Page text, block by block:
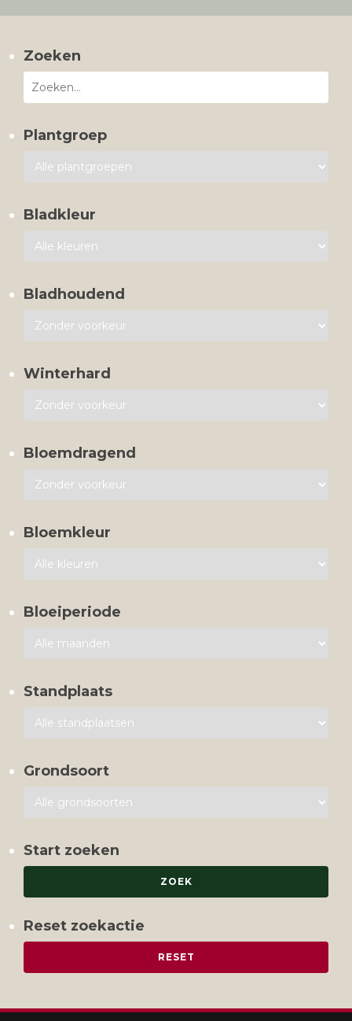
Zoeken
Plantgroep
Bladkleur
Bladhoudend
Winterhard
Bloemdragend
Bloemkleur
Bloeiperiode
Standplaats
Grondsoort
Start zoeken
Reset zoekactie